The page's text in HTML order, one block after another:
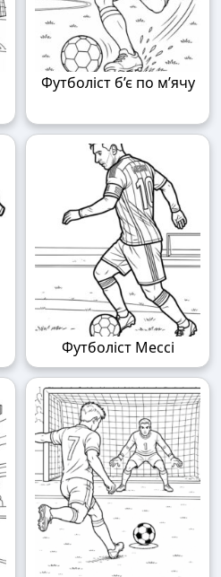
Футболіст б’є по м’ячу
Футболіст Мессі